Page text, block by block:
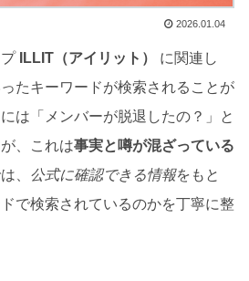
2026.01.04
ILLIT（アイリット）
に関連し
ったキーワードが検索されることが
は「メンバーが脱退したの？」と
、これは事実と噂が混ざっている
、 公式に確認できる情報をもと
で検索されているのかを丁寧に整